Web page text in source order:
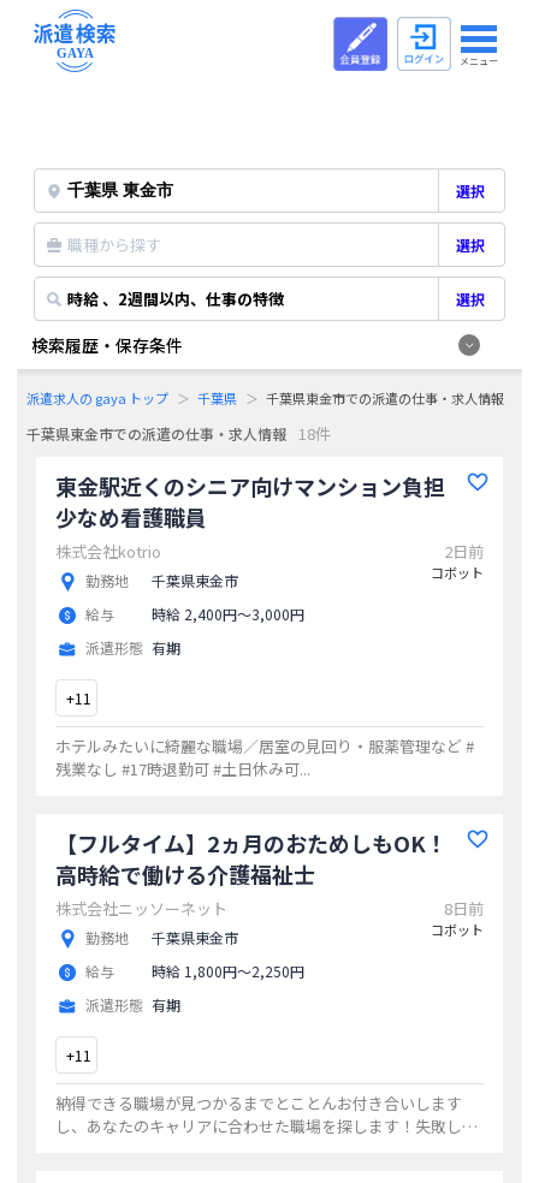
メニュー
選択
職種から探す 選択
時給 、2週間以内、仕事の特徴 選択
検索履歴・保存条件
派遣求人の gaya トップ 千葉県 千葉県東金市での派遣の仕事・求人情報
千葉県東金市での派遣の仕事・求人情報 18件
東金駅近くのシニア向けマンション負担
少なめ看護職員
株式会社kotrio
勤務地
千葉県東金市
給与
時給 2,400円〜3,000円
派遣形態 有期
2日前
コボット
+11
ホテルみたいに綺麗な職場／居室の見回り・服薬管理など #
残業なし #17時退勤可 #土日休み可...
【フルタイム】2ヵ月のおためしもOK！
高時給で働ける介護福祉士
株式会社ニッソーネット
勤務地
千葉県東金市
給与
時給 1,800円〜2,250円
派遣形態 有期
8日前
コボット
+11
納得できる職場が見つかるまでとことんお付き合いします
し、あなたのキャリアに合わせた職場を探します！失敗しな